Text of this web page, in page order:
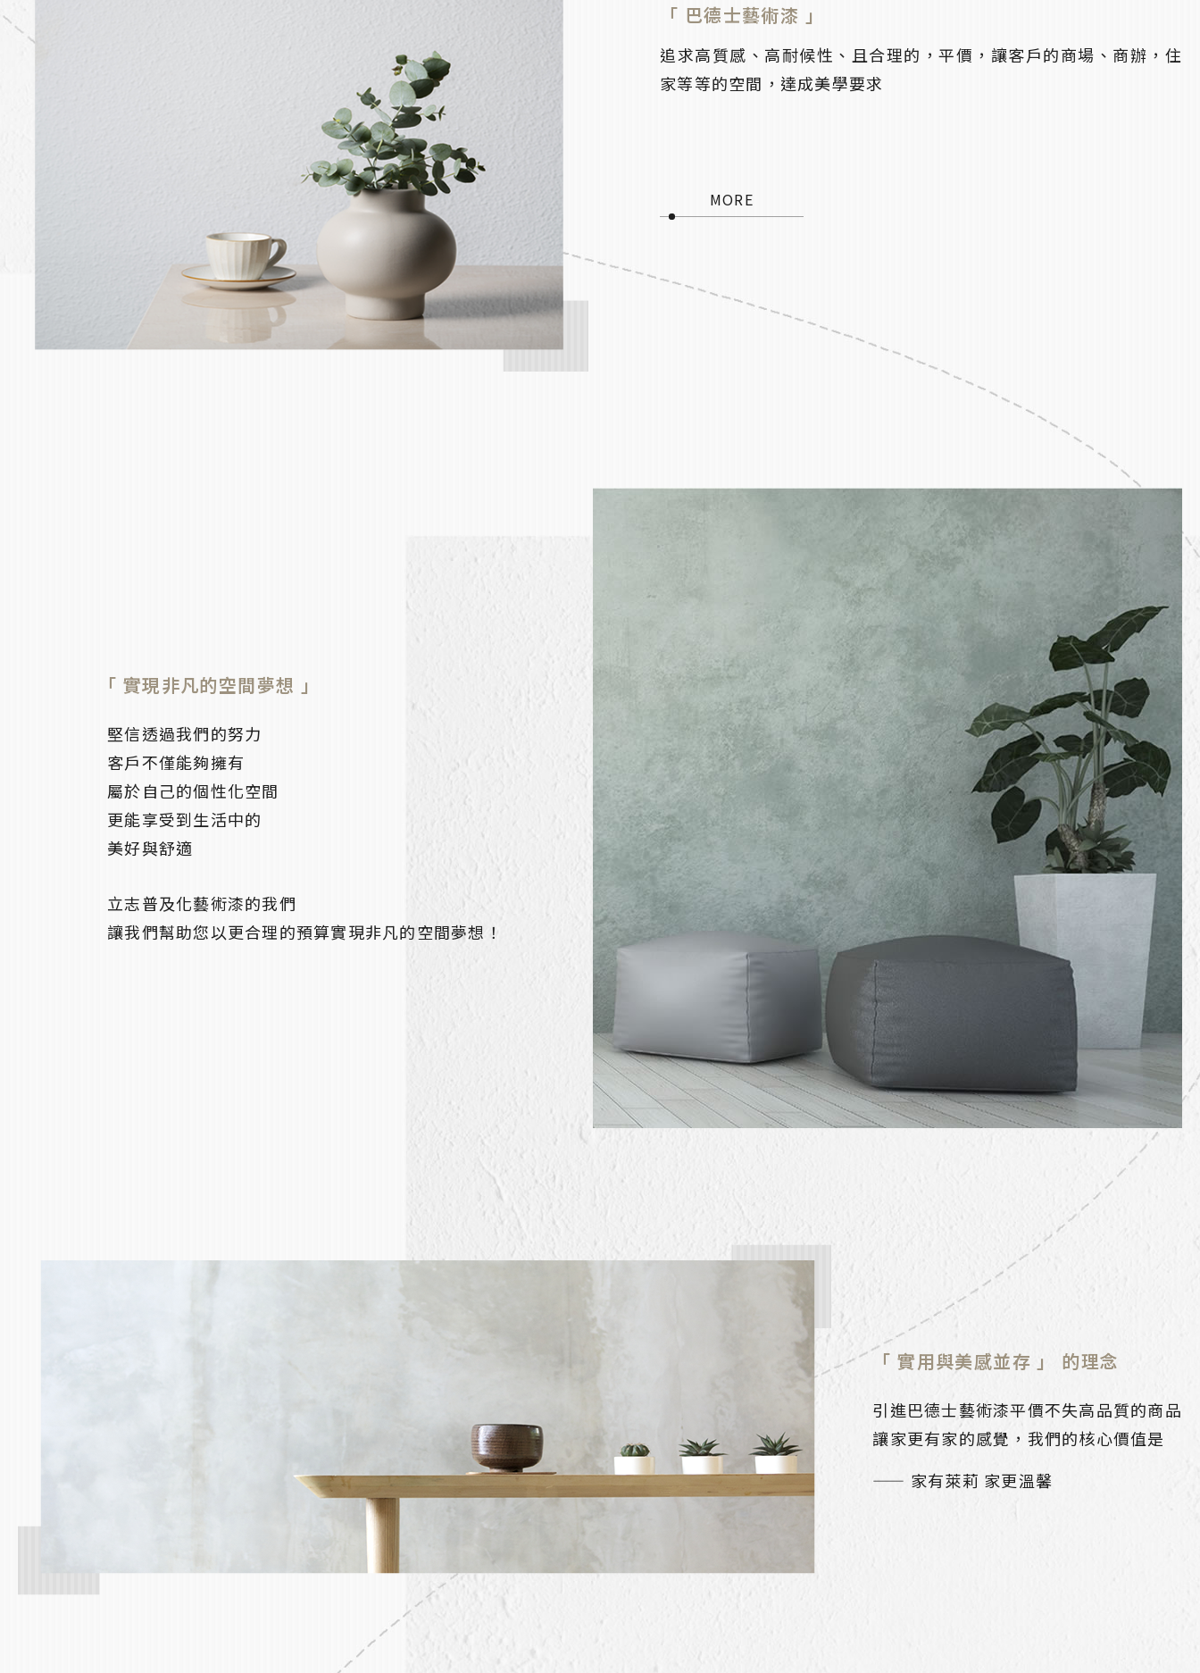
「 巴德士藝術漆 」
追求高質感、高耐候性、且合理的，平價，讓客戶的商場、商辦，住
家等等的空間，達成美學要求
MORE
「 實現非凡的空間夢想 」
堅信透過我們的努力
客戶不僅能夠擁有
屬於自己的個性化空間
更能享受到生活中的
美好與舒適
立志普及化藝術漆的我們
讓我們幫助您以更合理的預算實現非凡的空間夢想！
「 實用與美感並存 」 的理念
引進巴德士藝術漆平價不失高品質的商品
讓家更有家的感覺，我們的核心價值是
—— 家有萊莉 家更溫馨